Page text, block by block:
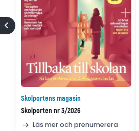
Skolportens magasin
Skolporten nr 3/2026
Läs mer och prenumerera